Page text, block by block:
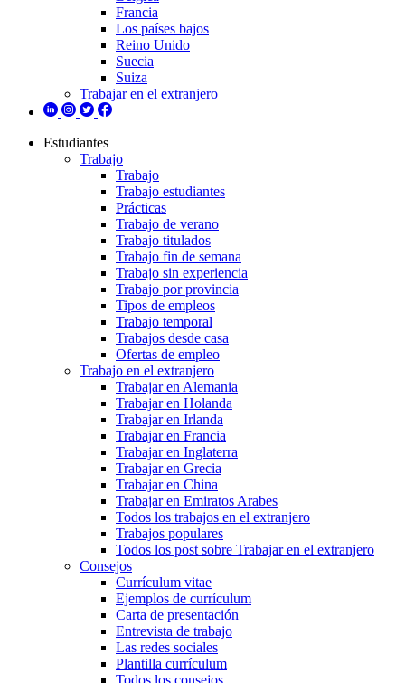
Francia
Los países bajos
Reino Unido
Suecia
Suiza
Trabajar en el extranjero
Estudiantes
Trabajo
Trabajo
Trabajo estudiantes
Prácticas
Trabajo de verano
Trabajo titulados
Trabajo fin de semana
Trabajo sin experiencia
Trabajo por provincia
Tipos de empleos
Trabajo temporal
Trabajos desde casa
Ofertas de empleo
Trabajo en el extranjero
Trabajar en Alemania
Trabajar en Holanda
Trabajar en Irlanda
Trabajar en Francia
Trabajar en Inglaterra
Trabajar en Grecia
Trabajar en China
Trabajar en Emiratos Arabes
Todos los trabajos en el extranjero
Trabajos populares
Todos los post sobre Trabajar en el extranjero
Consejos
Currículum vitae
Ejemplos de currículum
Carta de presentación
Entrevista de trabajo
Las redes sociales
Plantilla currículum
Todos los consejos